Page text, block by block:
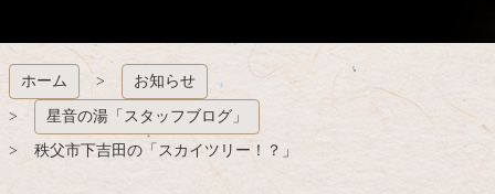
ホーム お知らせ
星音の湯「スタッフブログ」
秩父市下吉田の「スカイツリー！？」